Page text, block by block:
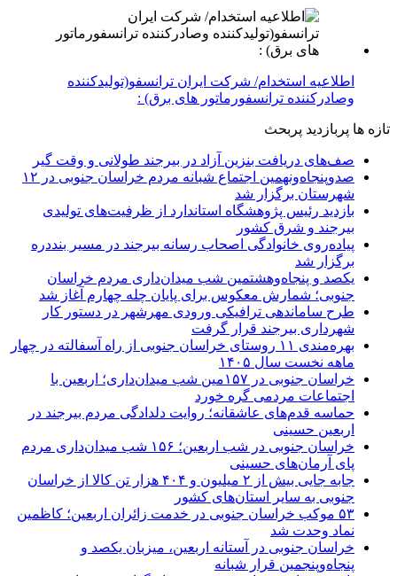
اطلاعیه استخدام/ شرکت ایران ترانسفو(تولیدکننده
وصادرکننده ترانسفورماتور های برق) :
تازه ها پربازدید پربحث
صف‌های دریافت بنزین آزاد در بیرجند طولانی و وقت گیر
صدوپنجاه‌ونهمین اجتماع شبانه مردم خراسان جنوبی در ۱۲
شهرستان برگزار شد
بازدید رئیس پژوهشگاه استاندارد از ظرفیت‌های تولیدی
بیرجند و شرق کشور
پیاده‌روی خانوادگی اصحاب رسانه بیرجند در مسیر بنددره
برگزار شد
یکصد و پنجاه‌وهشتمین شب میدان‌داری مردم خراسان
جنوبی؛ شمارش معکوس برای پایان چله چهارم آغاز شد
طرح ساماندهی ترافیکی ورودی مهرشهر در دستور کار
شهرداری بیرجند قرار گرفت
بهره‌مندی ۱۱ روستای خراسان جنوبی از راه آسفالته در چهار
ماهه نخست سال ۱۴۰۵
خراسان جنوبی در ۱۵۷مین شب میدان‌داری؛ اربعین با
اجتماعات مردمی گره خورد
حماسه قدم‌های عاشقانه؛ روایت دلدادگی مردم بیرجند در
اربعین حسینی
خراسان جنوبی در شب اربعین؛ ۱۵۶ شب میدان‌داری مردم
پای آرمان‌های حسینی
جابه جایی بیش از ۲ میلیون و ۴۰۴ هزار تن کالا از خراسان
جنوبی به سایر استان‌های کشور
۵۳ موکب خراسان جنوبی در خدمت زائران اربعین؛ کاظمین
نماد وحدت شد
خراسان جنوبی در آستانه اربعین، میزبان یکصد و
پنجاه‌وپنجمین قرار شبانه